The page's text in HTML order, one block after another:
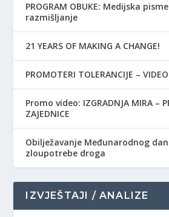
PROGRAM OBUKE: Medijska
razmišljanje
21 YEARS OF MAKING A CHANGE!
PROMOTERI TOLERANCIJE – VIDEO
Promo video: IZGRADNJA MIRA –
ZAJEDNICE
Obilježavanje Međunarodnog
zloupotrebe droga
IZVJEŠTAJI / ANALIZE